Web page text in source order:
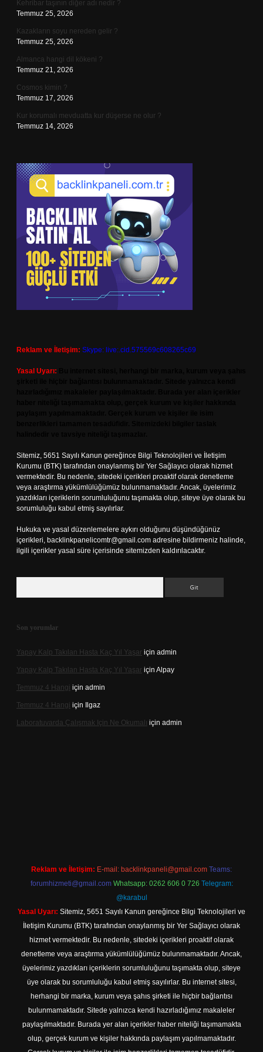
Kehribar taşının diğer adı nedir ?
Temmuz 25, 2026
Kazakların soyu nereden gelir ?
Temmuz 25, 2026
Almanca hangi dil kökeni ?
Temmuz 21, 2026
Cosmos kimin ?
Temmuz 17, 2026
Kur korumalı mevduatta kur düşerse ne olur ?
Temmuz 14, 2026
Reklam ve İletişim: Skype: live:.cid.575569c608265c69
Yasal Uyarı:
Sitemiz, 5651 Sayılı Kanun gereğince Bilgi Teknolojileri ve İletişim
Kurumu (BTK) tarafından onaylanmış bir Yer Sağlayıcı olarak hizmet
vermektedir. Bu nedenle, sitedeki içerikleri proaktif olarak denetleme
veya araştırma yükümlülüğümüz bulunmamaktadır. Ancak, üyelerimiz
yazdıkları içeriklerin sorumluluğunu taşımakta olup, siteye üye olarak bu
sorumluluğu kabul etmiş sayılırlar.
Hukuka ve yasal düzenlemelere aykırı olduğunu düşündüğünüz
içerikleri, backlinkpanelicomtr@gmail.com adresine bildirmeniz halinde,
ilgili içerikler yasal süre içerisinde sitemizden kaldırılacaktır.
Son yorumlar
Yapay Kalp Takılan Hasta Kaç Yıl Yaşar için admin
Yapay Kalp Takılan Hasta Kaç Yıl Yaşar için Alpay
Temmuz 4 Hangi için admin
Temmuz 4 Hangi için Ilgaz
Laboratuvarda Çalışmak Için Ne Okumalı için admin
Reklam ve İletişim: E-mail: backlinkpaneli@gmail.com Teams:
forumhizmeti@gmail.com Whatsapp: 0262 606 0 726 Telegram:
@karabul
Yasal Uyarı: Sitemiz, 5651 Sayılı Kanun gereğince Bilgi Teknolojileri ve
İletişim Kurumu (BTK) tarafından onaylanmış bir Yer Sağlayıcı olarak
hizmet vermektedir. Bu nedenle, sitedeki içerikleri proaktif olarak
denetleme veya araştırma yükümlülüğümüz bulunmamaktadır. Ancak,
üyelerimiz yazdıkları içeriklerin sorumluluğunu taşımakta olup, siteye
üye olarak bu sorumluluğu kabul etmiş sayılırlar. Bu internet sitesi,
herhangi bir marka, kurum veya şahıs şirketi ile hiçbir bağlantısı
bulunmamaktadır. Sitede yalnızca kendi hazırladığımız makaleler
paylaşılmaktadır. Burada yer alan içerikler haber niteliği taşımamakta
olup, gerçek kurum ve kişiler hakkında paylaşım yapılmamaktadır.